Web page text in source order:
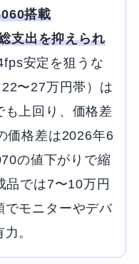
搭載
支出を抑えられ
安定を狙うな
〜27万円帯）は
上回り、価格差
価格差は2026年6
の値下がりで縮
品では7〜10万円
でモニターやデバ
。